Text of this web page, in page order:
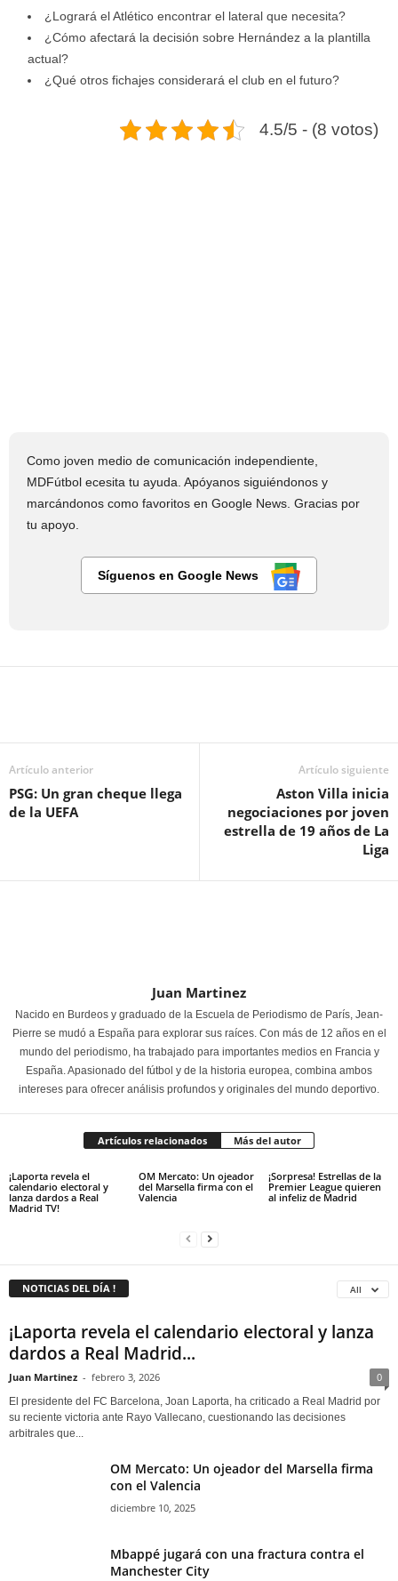
¿Logrará el Atlético encontrar el lateral que necesita?
¿Cómo afectará la decisión sobre Hernández a la plantilla
actual?
¿Qué otros fichajes considerará el club en el futuro?
4.5/5 - (8 votos)
Como joven medio de comunicación independiente,
MDFútbol ecesita tu ayuda. Apóyanos siguiéndonos y
marcándonos como favoritos en Google News. Gracias por
tu apoyo.
Síguenos en Google News
Artículo anterior
PSG: Un gran cheque llega
de la UEFA
Artículo siguiente
Aston Villa inicia
negociaciones por joven
estrella de 19 años de La
Liga
Juan Martinez
Nacido en Burdeos y graduado de la Escuela de Periodismo de París, Jean-
Pierre se mudó a España para explorar sus raíces. Con más de 12 años en el
mundo del periodismo, ha trabajado para importantes medios en Francia y
España. Apasionado del fútbol y de la historia europea, combina ambos
intereses para ofrecer análisis profundos y originales del mundo deportivo.
Artículos relacionados Más del autor
¡Laporta revela el
calendario electoral y
lanza dardos a Real
Madrid TV!
OM Mercato: Un ojeador
del Marsella firma con el
Valencia
¡Sorpresa! Estrellas de la
Premier League quieren
al infeliz de Madrid
NOTICIAS DEL DÍA ! All
¡Laporta revela el calendario electoral y lanza
dardos a Real Madrid...
Juan Martinez - febrero 3, 2026 0
El presidente del FC Barcelona, Joan Laporta, ha criticado a Real Madrid por
su reciente victoria ante Rayo Vallecano, cuestionando las decisiones
arbitrales que...
OM Mercato: Un ojeador del Marsella firma
con el Valencia
diciembre 10, 2025
Mbappé jugará con una fractura contra el
Manchester City